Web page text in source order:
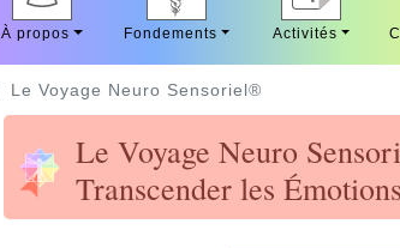
À propos Fondements Activités
Le Voyage Neuro Sensoriel®
Le Voyage Neuro
Transcender les